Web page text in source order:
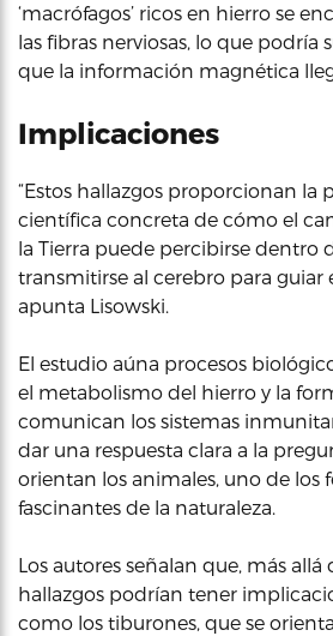
‘macrófagos’ ricos en hierro se
las fibras nerviosas, lo que podría
que la información magnética
Implicaciones
“Estos hallazgos proporcionan la
científica concreta de cómo el
la Tierra puede percibirse dentro
transmitirse al cerebro para guiar
apunta Lisowski.
El estudio aúna procesos
el metabolismo del hierro y la
comunican los sistemas
dar una respuesta clara a la
orientan los animales, uno de los
fascinantes de la naturaleza.
Los autores señalan que, más allá
hallazgos podrían tener
como los tiburones, que se